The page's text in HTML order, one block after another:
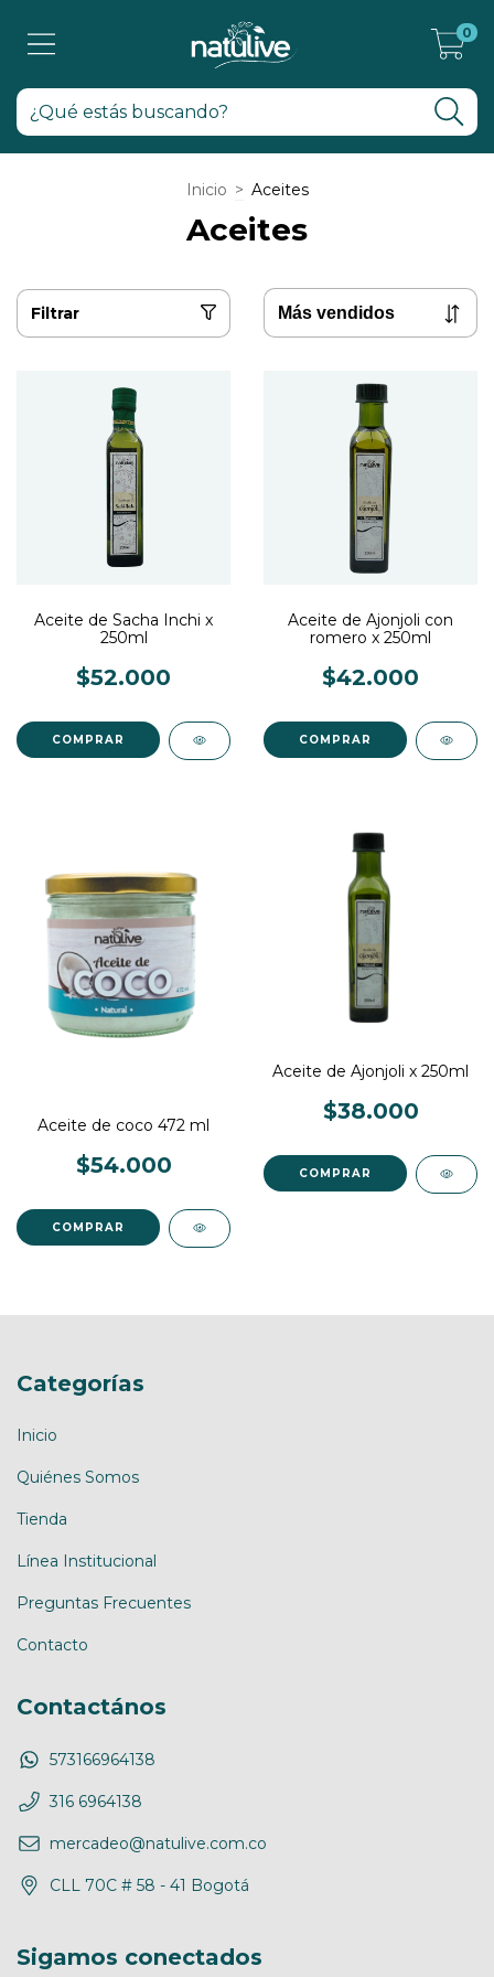
0
Inicio > Aceites
Aceites
Filtrar
Aceite de Sacha Inchi x
250ml
$52.000
Aceite de Ajonjoli con
romero x 250ml
$42.000
Aceite de coco 472 ml
$54.000
Aceite de Ajonjoli x 250ml
$38.000
Categorías
Inicio
Quiénes Somos
Tienda
Línea Institucional
Preguntas Frecuentes
Contacto
Contactános
573166964138
316 6964138
mercadeo@natulive.com.co
CLL 70C # 58 - 41 Bogotá
Sigamos conectados